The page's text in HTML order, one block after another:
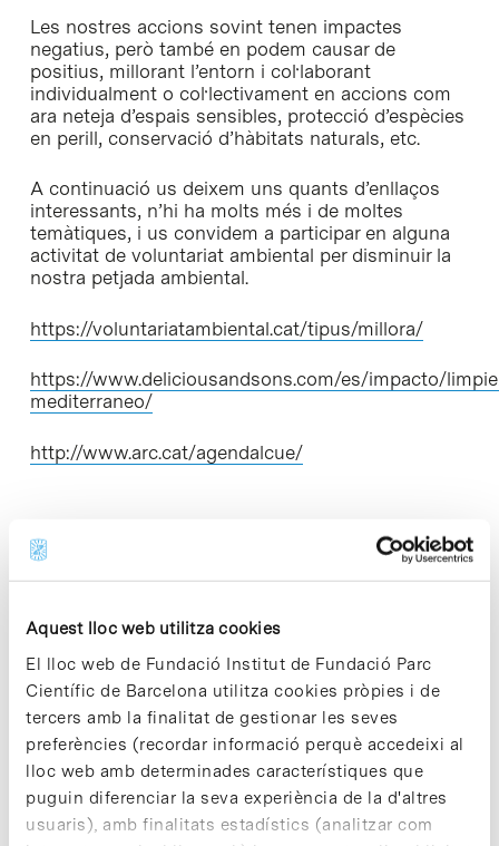
Aquest lloc web utilitza cookies
El lloc web de Fundació Institut de Fundació Parc
Científic de Barcelona utilitza cookies pròpies i de
tercers amb la finalitat de gestionar les seves
preferències (recordar informació perquè accedeixi al
lloc web amb determinades característiques que
puguin diferenciar la seva experiència de la d'altres
usuaris), amb finalitats estadístics (analitzar com
Les nostres accions sovint tenen impactes
negatius, però també en podem causar de
positius, millorant l’entorn i col·laborant
individualment o col·lectivament en accions com
ara neteja d’espais sensibles, protecció d’espècies
en perill, conservació d’hàbitats naturals, etc.
A continuació us deixem uns quants d’enllaços
interessants, n’hi ha molts més i de moltes
temàtiques, i us convidem a participar en alguna
activitat de voluntariat ambiental per disminuir la
nostra petjada ambiental.
https://voluntariatambiental.cat/tipus/millora/
https://www.deliciousandsons.com/es/impacto/
mediterraneo/
http://www.arc.cat/agendalcue/
Share Share
Categories ODS
> ACCIÓ CLIMÀTICA
> ALIANCES PER ASSOLIR OBJECTIUS
> CONSUM I PRODUCCIÓ RESPONSABLES